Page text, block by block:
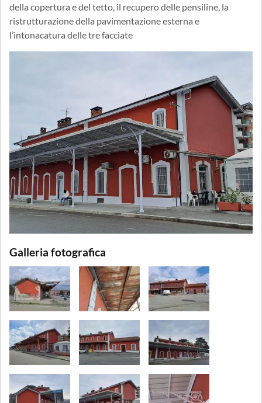
della copertura e del tetto, il recupero delle pensiline, la
ristrutturazione della pavimentazione esterna e
l’intonacatura delle tre facciate
Galleria fotografica